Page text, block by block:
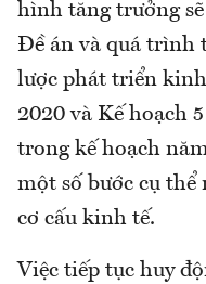
hình tăng trưởng
Đề án và quá trình
lược phát triển
2020 và Kế hoạch
trong kế hoạch
một số bước cụ thể
cơ cấu kinh tế.
Việc tiếp tục huy